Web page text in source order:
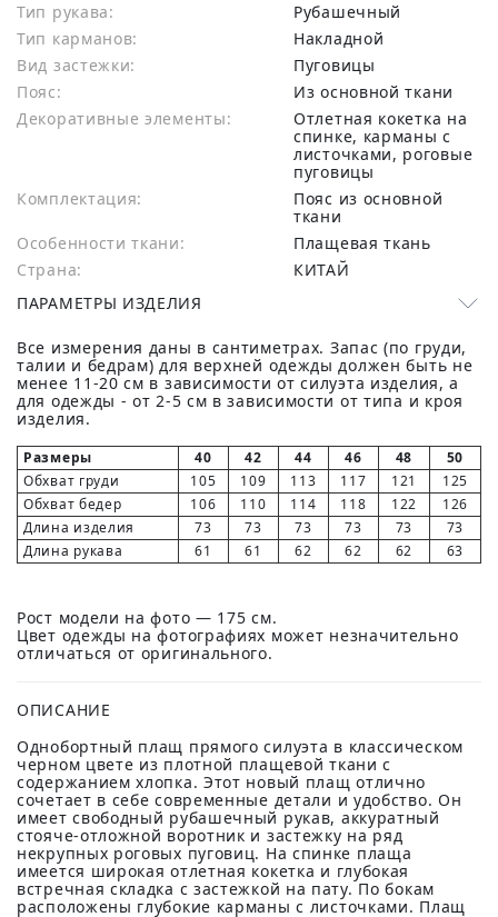
Тип рукава:
Рубашечный
Тип карманов:
Накладной
Вид застежки:
Пуговицы
Пояс:
Из основной ткани
Декоративные элементы:
Отлетная кокетка на
спинке, карманы с
листочками, роговые
пуговицы
Комплектация:
Пояс из основной
ткани
Особенности ткани:
Плащевая ткань
Страна:
КИТАЙ
ПАРАМЕТРЫ ИЗДЕЛИЯ
Все измерения даны в сантиметрах. Запас (по груди,
талии и бедрам) для верхней одежды должен быть не
менее 11-20 см в зависимости от силуэта изделия, а
для одежды - от 2-5 см в зависимости от типа и кроя
изделия.
Размеры 40 42 44 46 48
50
Обхват груди
105 109 113 117 121
125
Обхват бедер
106 110 114 118 122
126
Длина изделия
73 73 73 73 73
73
Длина рукава
61 61 62 62 62 63
Рост модели на фото — 175 см.
Цвет одежды на фотографиях может незначительно
отличаться от оригинального.
ОПИСАНИЕ
Однобортный плащ прямого силуэта в классическом
черном цвете из плотной плащевой ткани с
содержанием хлопка. Этот новый плащ отлично
сочетает в себе современные детали и удобство. Он
имеет свободный рубашечный рукав, аккуратный
стояче-отложной воротник и застежку на ряд
некрупных роговых пуговиц. На спинке плаща
имеется широкая отлетная кокетка и глубокая
встречная складка с застежкой на пату. По бокам
расположены глубокие карманы с листочками. Плащ